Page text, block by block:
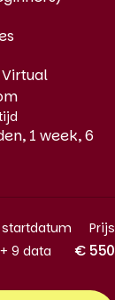
1 week, 6
+ 9 data
Prijs
€ 550